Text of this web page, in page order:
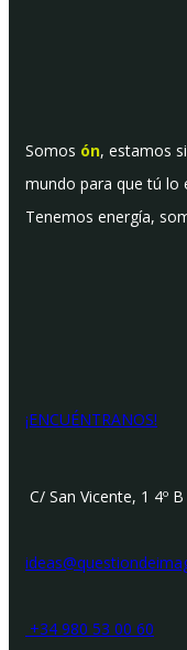
Somos ón, estamos
mundo para que tú lo
Tenemos energía,
¡ENCUÉNTRANOS!
C/ San Vicente, 1 4º
+34 980 53 00 60